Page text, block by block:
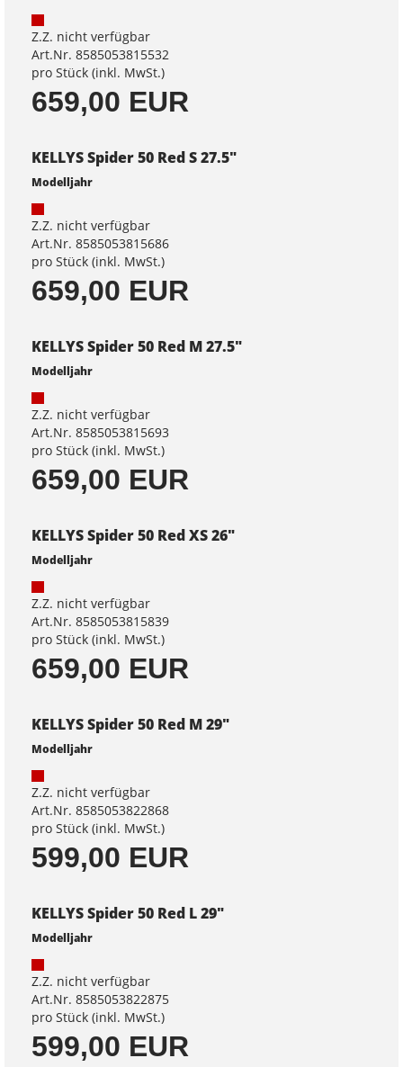
Z.Z. nicht verfügbar
Art.Nr. 8585053815532
pro Stück (inkl. MwSt.)
659,00 EUR
KELLYS Spider 50 Red S 27.5"
Modelljahr
Z.Z. nicht verfügbar
Art.Nr. 8585053815686
pro Stück (inkl. MwSt.)
659,00 EUR
KELLYS Spider 50 Red M 27.5"
Modelljahr
Z.Z. nicht verfügbar
Art.Nr. 8585053815693
pro Stück (inkl. MwSt.)
659,00 EUR
KELLYS Spider 50 Red XS 26"
Modelljahr
Z.Z. nicht verfügbar
Art.Nr. 8585053815839
pro Stück (inkl. MwSt.)
659,00 EUR
KELLYS Spider 50 Red M 29"
Modelljahr
Z.Z. nicht verfügbar
Art.Nr. 8585053822868
pro Stück (inkl. MwSt.)
599,00 EUR
KELLYS Spider 50 Red L 29"
Modelljahr
Z.Z. nicht verfügbar
Art.Nr. 8585053822875
pro Stück (inkl. MwSt.)
599,00 EUR